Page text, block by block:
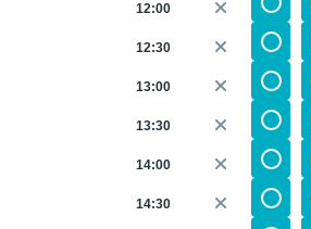
12:00
12:30
13:00
13:30
14:00
14:30